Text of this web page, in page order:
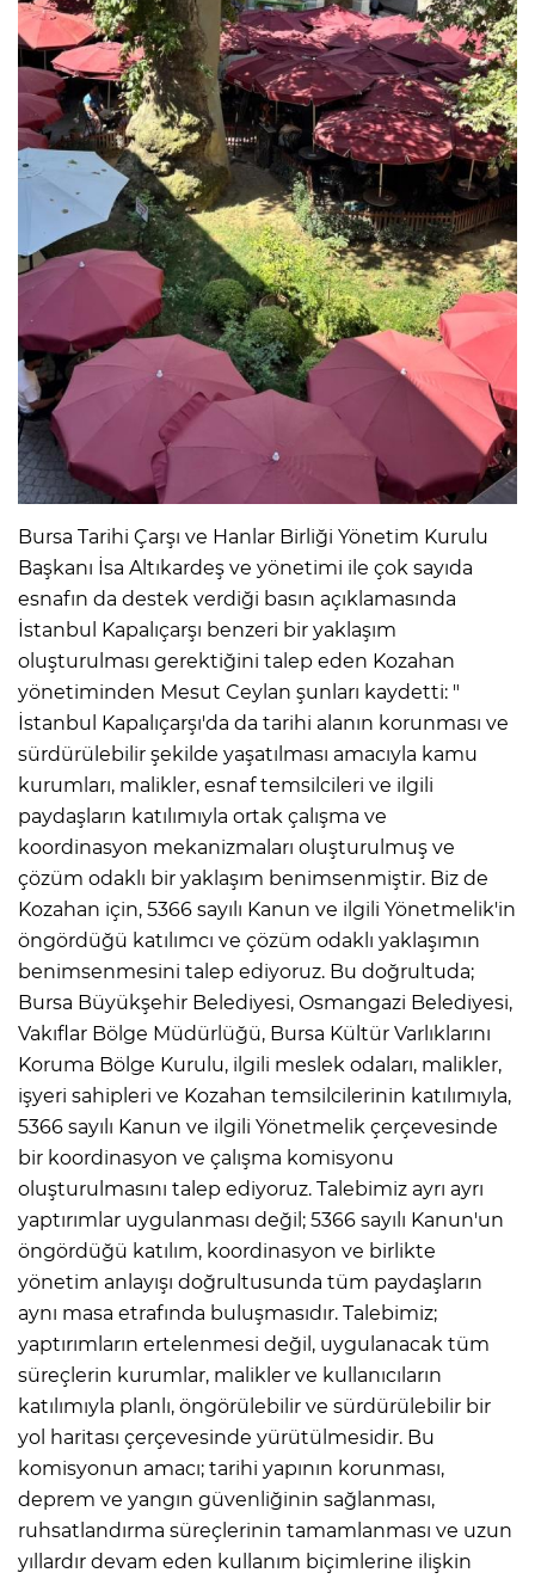
Bursa Tarihi Çarşı ve Hanlar Birliği Yönetim Kurulu
Başkanı İsa Altıkardeş ve yönetimi ile çok sayıda
esnafın da destek verdiği basın açıklamasında
İstanbul Kapalıçarşı benzeri bir yaklaşım
oluşturulması gerektiğini talep eden Kozahan
yönetiminden Mesut Ceylan şunları kaydetti: "
İstanbul Kapalıçarşı'da da tarihi alanın korunması ve
sürdürülebilir şekilde yaşatılması amacıyla kamu
kurumları, malikler, esnaf temsilcileri ve ilgili
paydaşların katılımıyla ortak çalışma ve
koordinasyon mekanizmaları oluşturulmuş ve
çözüm odaklı bir yaklaşım benimsenmiştir. Biz de
Kozahan için, 5366 sayılı Kanun ve ilgili Yönetmelik'in
öngördüğü katılımcı ve çözüm odaklı yaklaşımın
benimsenmesini talep ediyoruz. Bu doğrultuda;
Bursa Büyükşehir Belediyesi, Osmangazi Belediyesi,
Vakıflar Bölge Müdürlüğü, Bursa Kültür Varlıklarını
Koruma Bölge Kurulu, ilgili meslek odaları, malikler,
işyeri sahipleri ve Kozahan temsilcilerinin katılımıyla,
5366 sayılı Kanun ve ilgili Yönetmelik çerçevesinde
bir koordinasyon ve çalışma komisyonu
oluşturulmasını talep ediyoruz. Talebimiz ayrı ayrı
yaptırımlar uygulanması değil; 5366 sayılı Kanun'un
öngördüğü katılım, koordinasyon ve birlikte
yönetim anlayışı doğrultusunda tüm paydaşların
aynı masa etrafında buluşmasıdır. Talebimiz;
yaptırımların ertelenmesi değil, uygulanacak tüm
süreçlerin kurumlar, malikler ve kullanıcıların
katılımıyla planlı, öngörülebilir ve sürdürülebilir bir
yol haritası çerçevesinde yürütülmesidir. Bu
komisyonun amacı; tarihi yapının korunması,
deprem ve yangın güvenliğinin sağlanması,
ruhsatlandırma süreçlerinin tamamlanması ve uzun
yıllardır devam eden kullanım biçimlerine ilişkin